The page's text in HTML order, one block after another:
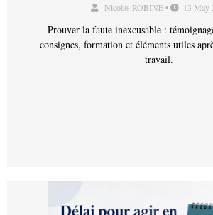
Nicolas ROBINE• 13 May
Prouver la faute inexcusable :
consignes, formation et éléments utiles
travail.